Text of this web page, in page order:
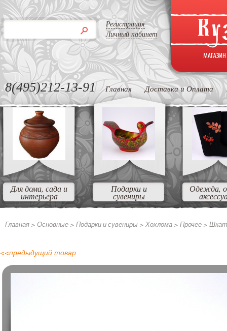
Регистрация
Личный кабинет
8(495)212-13-91 Главная Доставка и Оплата
Для дома, сада и
интерьера
Подарки и
сувениры
Одежда,
Главная > Основные > Подарки и сувениры > Хохлома > Прочее >
<<предыдущий товар